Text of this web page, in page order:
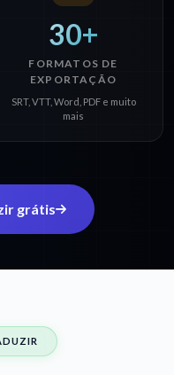
30+
FORMATOS DE
EXPORTAÇÃO
SRT, VTT, Word, PDF e muito
mais
grátis